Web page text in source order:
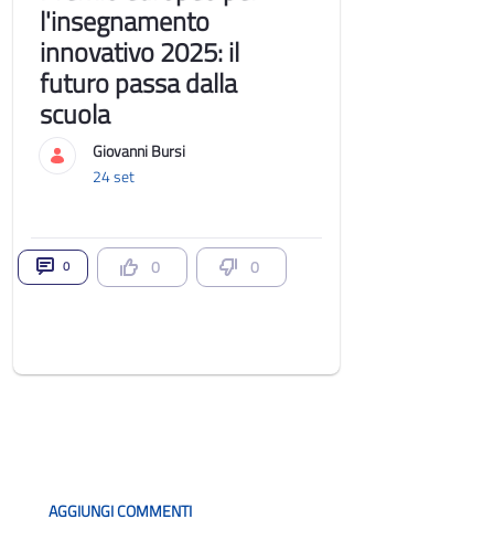
l'insegnamento
innovativo 2025: il
futuro passa dalla
scuola
Giovanni Bursi
24 set
0 0 0
AGGIUNGI COMMENTI